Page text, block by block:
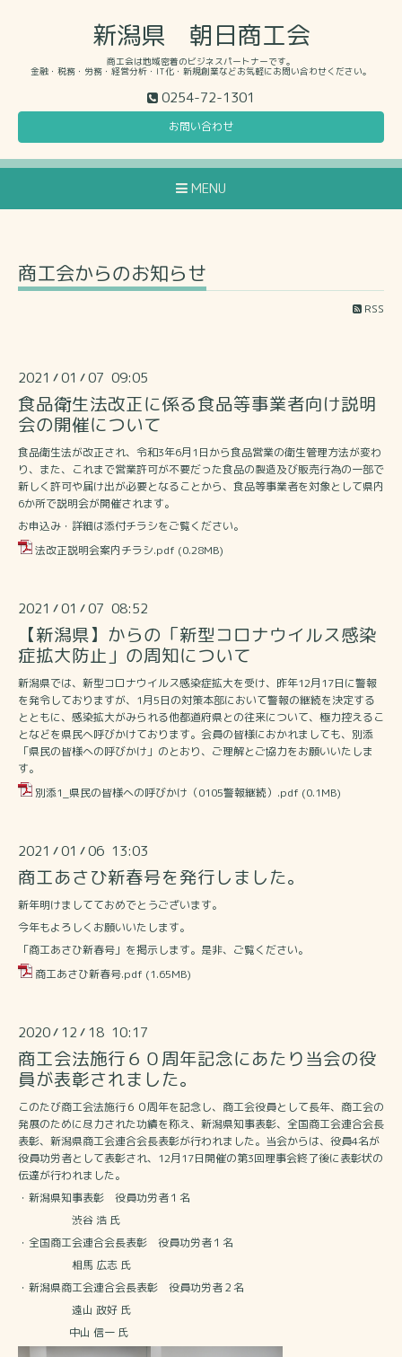
新潟県 朝日商工会
商工会は地域密着のビジネスパートナーです。
金融・税務・労務・経営分析・IT化・新規創業などお気軽にお問い合わせください。
0254-72-1301
お問い合わせ
MENU
商工会からのお知らせ
RSS
2021 /01 /07 09:05
食品衛生法改正に係る食品等事業者向け説明
会の開催について
食品衛生法が改正され、令和3年6月1日から食品営業の衛生管理方法が変わ
り、また、これまで営業許可が不要だった食品の製造及び販売行為の一部で
新しく許可や届け出が必要となることから、食品等事業者を対象として県内
6か所で説明会が開催されます。
お申込み・詳細は添付チラシをご覧ください。
法改正説明会案内チラシ.pdf (0.28MB)
2021 /01 /07 08:52
【新潟県】からの「新型コロナウイルス感染
症拡大防止」の周知について
新潟県では、新型コロナウイルス感染症拡大を受け、昨年12月17日に警報
を発令しておりますが、1月5日の対策本部において警報の継続を決定する
とともに、感染拡大がみられる他都道府県との往来について、極力控えるこ
となどを県民へ呼びかけております。会員の皆様におかれましても、別添
「県民の皆様への呼びかけ」のとおり、ご理解とご協力をお願いいたしま
す。
別添1_県民の皆様への呼びかけ（0105警報継続）.pdf (0.1MB)
2021 /01 /06 13:03
商工あさひ新春号を発行しました。
新年明けましてておめでとうございます。
今年もよろしくお願いいたします。
「商工あさひ新春号」を掲示します。是非、ご覧ください。
商工あさひ新春号.pdf (1.65MB)
2020/ 12 / 18 10:17
商工会法施行６０周年記念にあたり当会の役
員が表彰されました。
このたび商工会法施行６０周年を記念し、商工会役員として長年、商工会の
発展のために尽力された功績を称え、新潟県知事表彰、全国商工会連合会長
表彰、新潟県商工会連合会長表彰が行われました。当会からは、役員4名が
役員功労者として表彰され、12月17日開催の第3回理事会終了後に表彰状の
伝達が行われました。
・新潟県知事表彰 役員功労者１名
渋谷 浩 氏
・全国商工会連合会長表彰 役員功労者１名
相馬 広志 氏
・新潟県商工会連合会長表彰 役員功労者２名
遠山 政好 氏
中山 信一 氏